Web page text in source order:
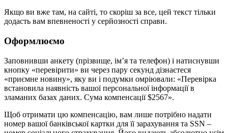
Якщо ви вже там, на сайті, то скоріш за все, цей текст тільки
додасть вам впевненості у серйозності справи.
Оформлюємо
Заповнивши анкету (прізвище, ім’я та телефон) і натиснувши
кнопку «перевірити» ви через пару секунд дізнаєтеся
«приємне новину», яку ви і подумки омріювали: «Перевірка
встановила наявність вашої персональної інформації в
зламаних базах даних. Сума компенсації $2567».
Щоб отримати цю компенсацію, вам лише потрібно надати
номер вашої банківської картки для її зарахування та SSN –